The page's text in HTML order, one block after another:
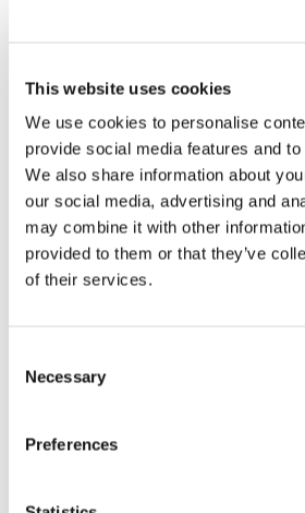
This website uses cookies
We use cookies to personalise
provide social media features and
We also share information about
our social media, advertising and
may combine it with other
provided to them or that they’ve
of their services.
Selection
Necessary
Preferences
von OctoCore eine
Zentraler technischer
Support:
Wenn Sie sich für OctoCore als
entscheiden, profitieren Sie von
Integration, die sicherstellt, dass
eine optimale Leistung harmonisch
Ein einziger Verantwortlicher
Fehlerbehebung und Wartung durch
Erscheinungsbild des
Die einzigartigen Merkmale der
z.B. die sanfte Regendusche zum